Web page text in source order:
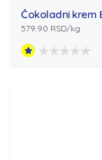
Čokoladni krem
579.90 RSD/kg